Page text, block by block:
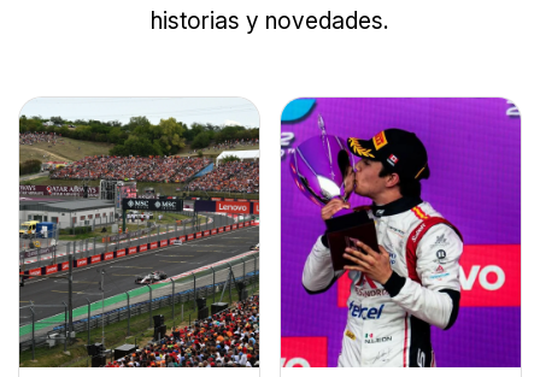
historias y novedades.